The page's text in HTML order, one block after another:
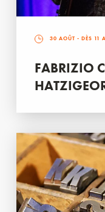
30 AOÛT - DÈS 11
FABRIZIO